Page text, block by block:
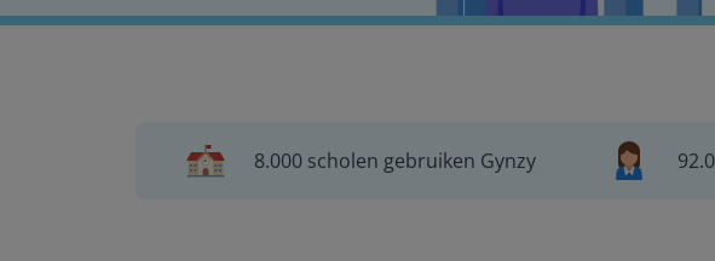
8.000 scholen gebruiken Gynzy